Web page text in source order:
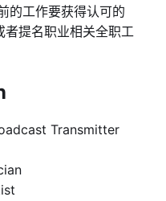
的工作要获得认可的
提名职业相关全职工
Transmitter